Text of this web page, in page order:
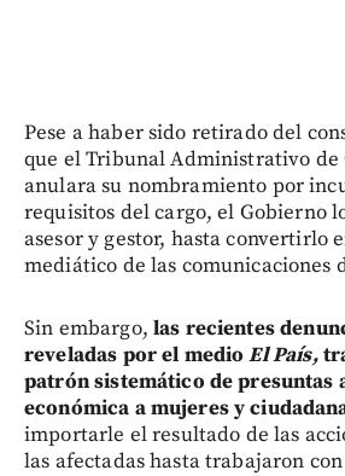
Pese a haber sido retirado del
que el Tribunal Administrativo de
anulara su nombramiento por
requisitos del cargo, el Gobierno
asesor y gestor, hasta convertirlo
mediático de las comunicaciones
Sin embargo, las recientes
reveladas por el medioEl País,
patrón sistemático de presuntas
económica a mujeres y
importarle el resultado de las
las afectadas hasta trabajaron